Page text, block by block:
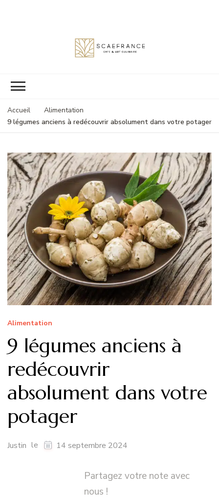
Accueil
Alimentation
9 légumes anciens à redécouvrir absolument dans votre potager
Alimentation
9 légumes anciens à
redécouvrir
absolument dans votre
potager
Justin le 14 septembre 2024
Partagez votre note avec
nous !